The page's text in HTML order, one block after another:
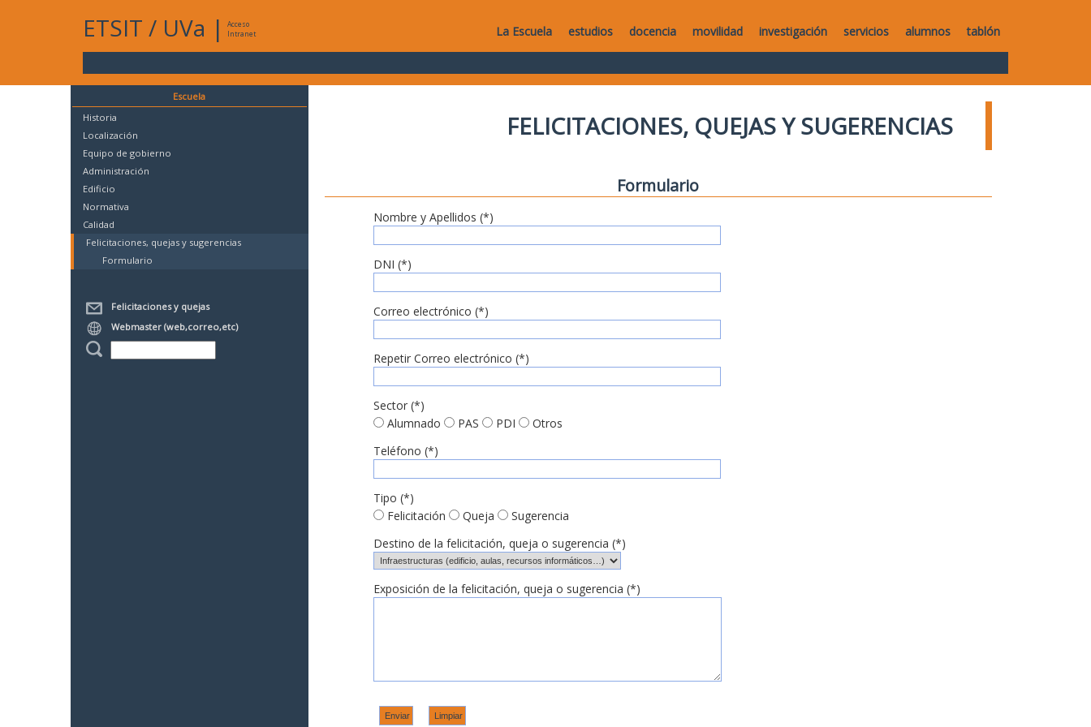
ETSIT / UVa |
Acceso
Intranet
La Escuela estudios docencia movilidad investigación servicios alumnos tablón
Escuela
Historia
Localización
Equipo de gobierno
Administración
Edificio
Normativa
Calidad
Felicitaciones, quejas y sugerencias
Formulario
Felicitaciones y quejas
Webmaster (web,correo,etc)
FELICITACIONES, QUEJAS Y SUGERENCIAS
Formulario
Nombre y Apellidos (*)
DNI (*)
Correo electrónico (*)
Repetir Correo electrónico (*)
Sector (*)
Alumnado
PAS PDI
Otros
Teléfono (*)
Tipo (*)
Felicitación
Queja
Sugerencia
Destino de la felicitación, queja o sugerencia (*)
Exposición de la felicitación, queja o sugerencia (*)